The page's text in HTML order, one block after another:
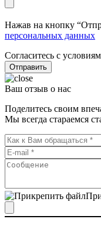
Нажав на кнопку
персональных данных
Согласитесь с
Отправить
Ваш отзыв о нас
Поделитесь своим
Мы всегда стараемся